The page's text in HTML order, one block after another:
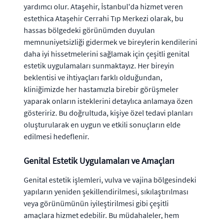
yardımcı olur. Ataşehir, İstanbul'da hizmet veren
estethica Ataşehir Cerrahi Tıp Merkezi olarak, bu
hassas bölgedeki görünümden duyulan
memnuniyetsizliği gidermek ve bireylerin kendilerini
daha iyi hissetmelerini sağlamak için çeşitli genital
estetik uygulamaları sunmaktayız. Her bireyin
beklentisi ve ihtiyaçları farklı olduğundan,
kliniğimizde her hastamızla birebir görüşmeler
yaparak onların isteklerini detaylıca anlamaya özen
gösteririz. Bu doğrultuda, kişiye özel tedavi planları
oluşturularak en uygun ve etkili sonuçların elde
edilmesi hedeflenir.
Genital Estetik Uygulamaları ve Amaçları
Genital estetik işlemleri, vulva ve vajina bölgesindeki
yapıların yeniden şekillendirilmesi, sıkılaştırılması
veya görünümünün iyileştirilmesi gibi çeşitli
amaçlara hizmet edebilir. Bu müdahaleler, hem